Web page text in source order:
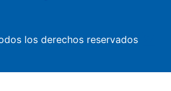
los derechos reservados